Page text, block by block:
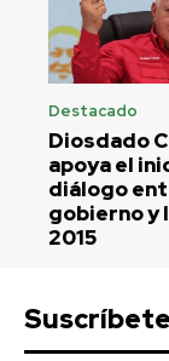
Destacado
Diosdado
apoya el
diálogo
gobierno y
2015
Suscríbete